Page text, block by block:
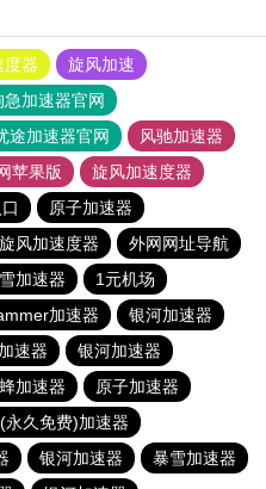
度器
旋风加速
急加速器官网
途加速器官网
风驰加速器
苹果版
旋风加速度器
原子加速器
旋风加速度器
外网网址导航
加速器
1元机场
加速器
银河加速器
速器
银河加速器
加速器
原子加速器
永久免费)加速器
银河加速器
暴雪加速器